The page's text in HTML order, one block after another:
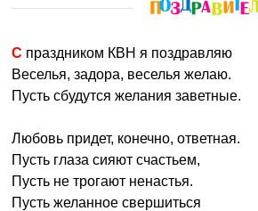
С праздником КВН я поздравляю
Веселья, задора, веселья желаю.
Пусть сбудутся желания заветные.
Любовь придет, конечно, ответная.
Пусть глаза сияют счастьем,
Пусть не трогают ненастья.
Пусть желанное свершиться